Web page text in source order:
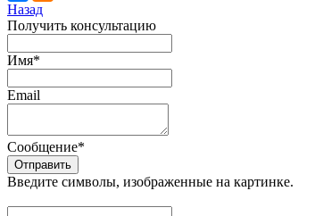
Назад
Получить консультацию
Имя*
Email
Сообщение*
Введите символы, изображенные на картинке.